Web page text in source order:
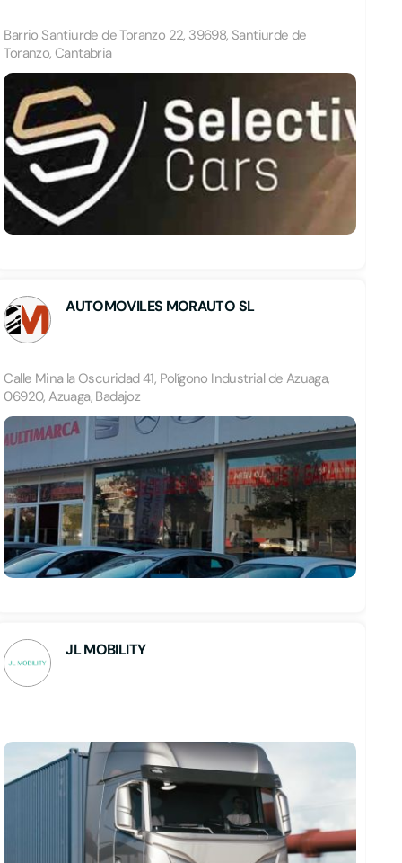
Barrio Santiurde de Toranzo 22, 39698, Santiurde de
Toranzo, Cantabria
AUTOMOVILES MORAUTO SL
Calle Mina la Oscuridad 41, Polígono Industrial de Azuaga,
06920, Azuaga, Badajoz
JL MOBILITY